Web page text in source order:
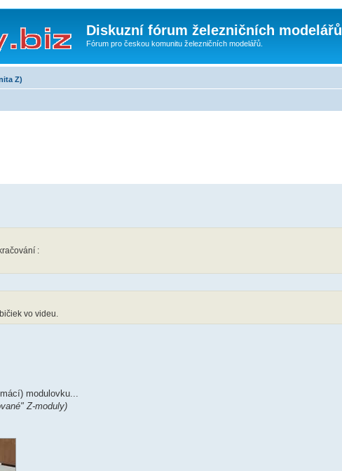
Diskuzní fórum železničních modelářů
Fórum pro českou komunitu železničních modelářů.
Z)
:
vo videu.
modulovku...
Z-moduly)